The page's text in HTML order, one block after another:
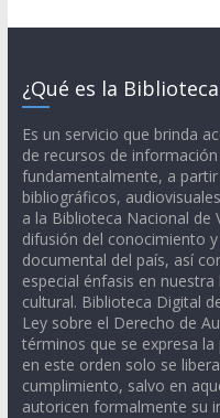
¿Qué es la
Es un servicio que brinda
de recursos de
fundamentalmente, a
bibliográficos,
a la Biblioteca Nacional de
difusión del conocimiento
documental del país, así
especial énfasis en
cultural. Biblioteca Digital
Ley sobre el Derecho de
términos que se expresa
en este orden solo se
cumplimiento, salvo en
autoricen formalmente su